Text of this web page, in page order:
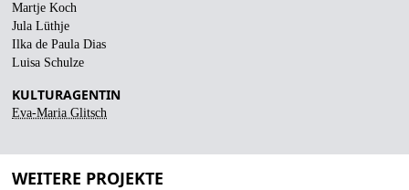
Martje Koch
Jula Lüthje
Ilka de Paula Dias
Luisa Schulze
KULTURAGENTIN
Eva-Maria Glitsch
WEITERE PROJEKTE